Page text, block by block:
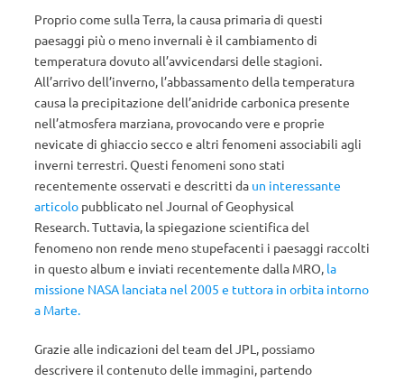
Proprio come sulla Terra, la causa primaria di questi
paesaggi più o meno invernali è il cambiamento di
temperatura dovuto all’avvicendarsi delle stagioni.
All’arrivo dell’inverno, l’abbassamento della temperatura
causa la precipitazione dell’anidride carbonica presente
nell’atmosfera marziana, provocando vere e proprie
nevicate di ghiaccio secco e altri fenomeni associabili agli
inverni terrestri. Questi fenomeni sono stati
recentemente osservati e descritti da un interessante
articolo pubblicato nel Journal of Geophysical
Research. Tuttavia, la spiegazione scientifica del
fenomeno non rende meno stupefacenti i paesaggi raccolti
in questo album e inviati recentemente dalla MRO, la
missione NASA lanciata nel 2005 e tuttora in orbita intorno
a Marte.
Grazie alle indicazioni del team del JPL, possiamo
descrivere il contenuto delle immagini, partendo